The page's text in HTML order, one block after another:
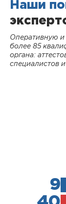
Наши
Оперативную и
более 85
органа:
специалистов
9